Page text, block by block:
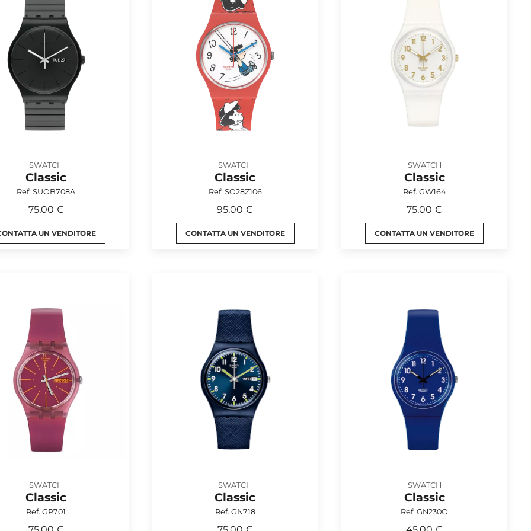
SWATCH
Classic
Ref. SUOB708A
75,00 €
UN VENDITORE
SWATCH
Classic
Ref. SO28Z106
95,00 €
CONTATTA UN VENDITORE
SWATCH
Classic
Ref. GW164
75,00 €
CONTATTA UN VENDITORE
SWATCH
Classic
Ref. GP701
SWATCH
Classic
Ref. GN718
SWATCH
Classic
Ref. GN230O